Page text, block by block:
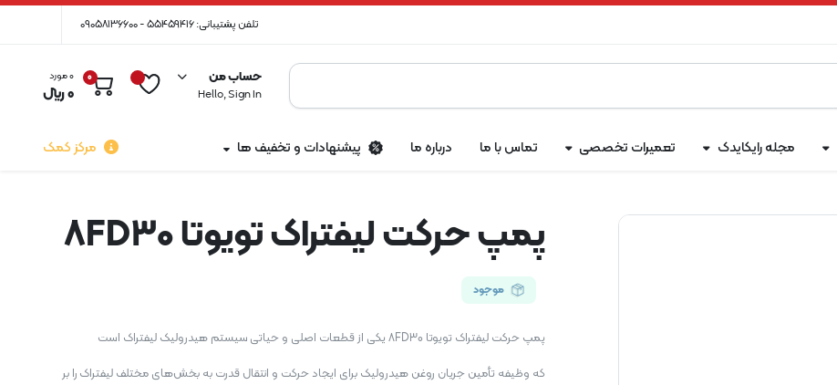
تلفن پشتیبانی: 55459416 - 09058136600
حساب من
Hello, Sign In
0 0 مورد
0﷼
مجله رایکایدک تعمیرات تخصصی تماس با ما درباره ما پیشنهادات و تخفیف ها مرکز کمک
پمپ حرکت لیفتراک تویوتا 8FD30
موجود
پمپ حرکت لیفتراک تویوتا 8FD30 یکی از قطعات اصلی و حیاتی سیستم هیدرولیک لیفتراک است
که وظیفه تأمین جریان روغن هیدرولیک برای ایجاد حرکت و انتقال قدرت به بخش‌های مختلف لیفتراک را بر